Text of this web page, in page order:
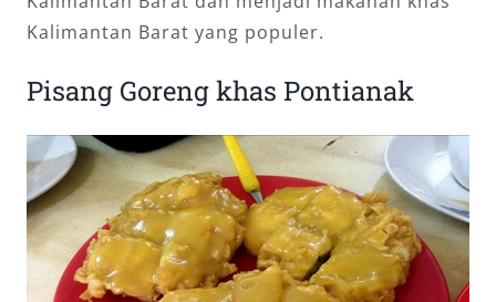
Kalimantan Barat yang populer.
Pisang Goreng khas Pontianak